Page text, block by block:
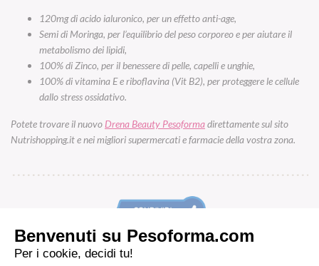
120mg di acido ialuronico, per un effetto anti-age,
Semi di Moringa, per l’equilibrio del peso corporeo e per aiutare il
metabolismo dei lipidi,
100% di Zinco, per il benessere di pelle, capelli e unghie,
100% di vitamina E e riboflavina (Vit B2), per proteggere le cellule
dallo stress ossidativo.
Potete trovare il nuovo Drena Beauty Pesoformadirettamente sul sito
Nutrishopping.it e nei migliori supermercati e farmacie della vostra zona.